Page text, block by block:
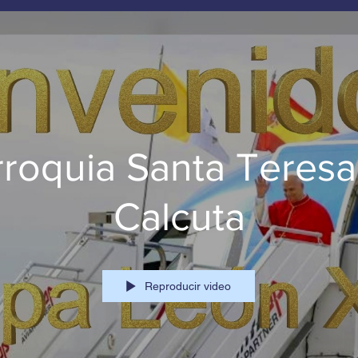
Santa
Calcuta
Reproducir video